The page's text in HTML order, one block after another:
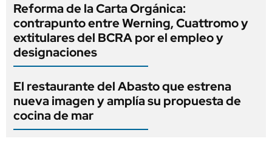
Reforma de la Carta Orgánica:
contrapunto entre Werning, Cuattromo y
extitulares del BCRA por el empleo y
designaciones
El restaurante del Abasto que estrena
nueva imagen y amplía su propuesta de
cocina de mar